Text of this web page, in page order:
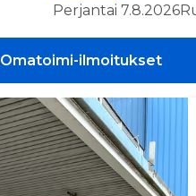
Perjantai 7.8.2026
Omatoimi-ilmoitukset